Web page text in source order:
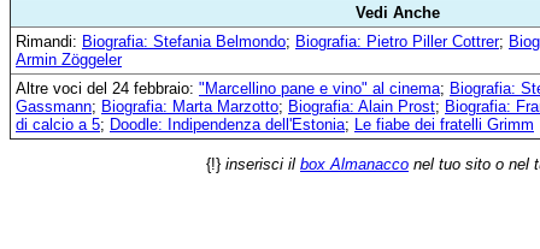
Vedi Anche
Rimandi: Biografia: Stefania Belmondo; Biografia: Pietro Piller Cottrer;
Armin Zöggeler
Altre voci del 24 febbraio: "Marcellino pane e vino" al cinema; Biografia:
Gassmann; Biografia: Marta Marzotto; Biografia: Alain Prost; Biografia:
di calcio a 5; Doodle: Indipendenza dell'Estonia; Le fiabe dei fratelli Grimm
{!} inserisci il box Almanacco nel tuo sito o nel